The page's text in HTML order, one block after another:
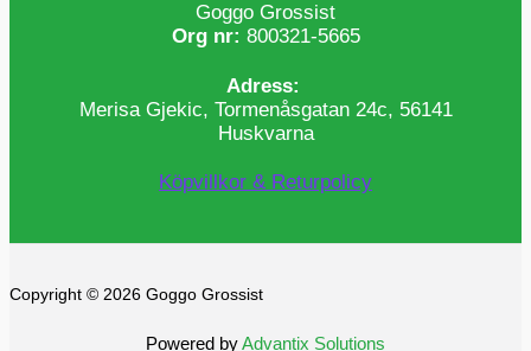
Goggo Grossist
Org nr: 800321-5665
Adress:
Merisa Gjekic, Tormenåsgatan 24c, 56141
Huskvarna
Köpvillkor & Returpolicy
Copyright © 2026 Goggo Grossist
Powered byAdvantix Solutions